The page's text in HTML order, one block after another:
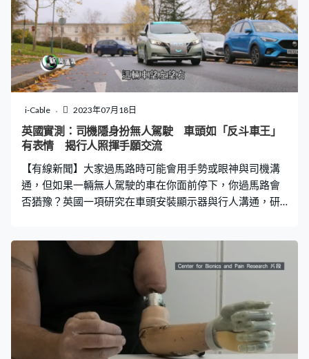
外，美國加州理工的天文台在天鵝座方向距離地球1,300光
年發現一顆奇特的白矮星，它的自轉周期只有15分鐘，但
光譜分析顯示它的表面成份有正反兩面，一面是氦、一面
是氫，大約各佔半個球面，成為一顆雙面白矮星。 專家暫
時想到的理論是這顆白矮星的磁場本身兩邊不對稱，令兩
邊的氣體流動方式有別，一邊傾向將氦氣推上表面，另一
邊傾向將氫氣推上表面，形成少見的雙面現象。專家亦懷
疑這個只是過渡狀態，最終某一邊的氣體會沉底，變回普
通的單一表面，但要觀察更多白矮星才可以下定論。
i-Cable 2023年07月18日
英國實測：司機隱身扮無人駕駛 車頭如「反斗車王」
有表情 揭行人照揮手願交流
【有線新聞】大家過馬路時可能會用手勢或眼神與司機溝
通，但如果一輛無人駕駛的車在你面前停下，你過馬路會
否猶豫？英國一項研究在車頭安裝顯示器與行人溝通，研
訊息，告訴行人它在讓路。 它其實是英國諾丁漢大學關於
未來「人車交流」的新研究，駕駛座上的司機隱藏自己，
令行人以為車輛無人駕駛；研究員則在後座操作車頭的顯
示器，測試行人過馬路的反應。他們發現擬人化的設計有
助行人了解車輛的行為和意圖，增加對車輛的信任，例如
這個笑臉，不但最吸引人注意，亦最令行人放心，甚至可
以鼓勵互動。 諾丁漢大學人為因素研究小組組長伯内特：